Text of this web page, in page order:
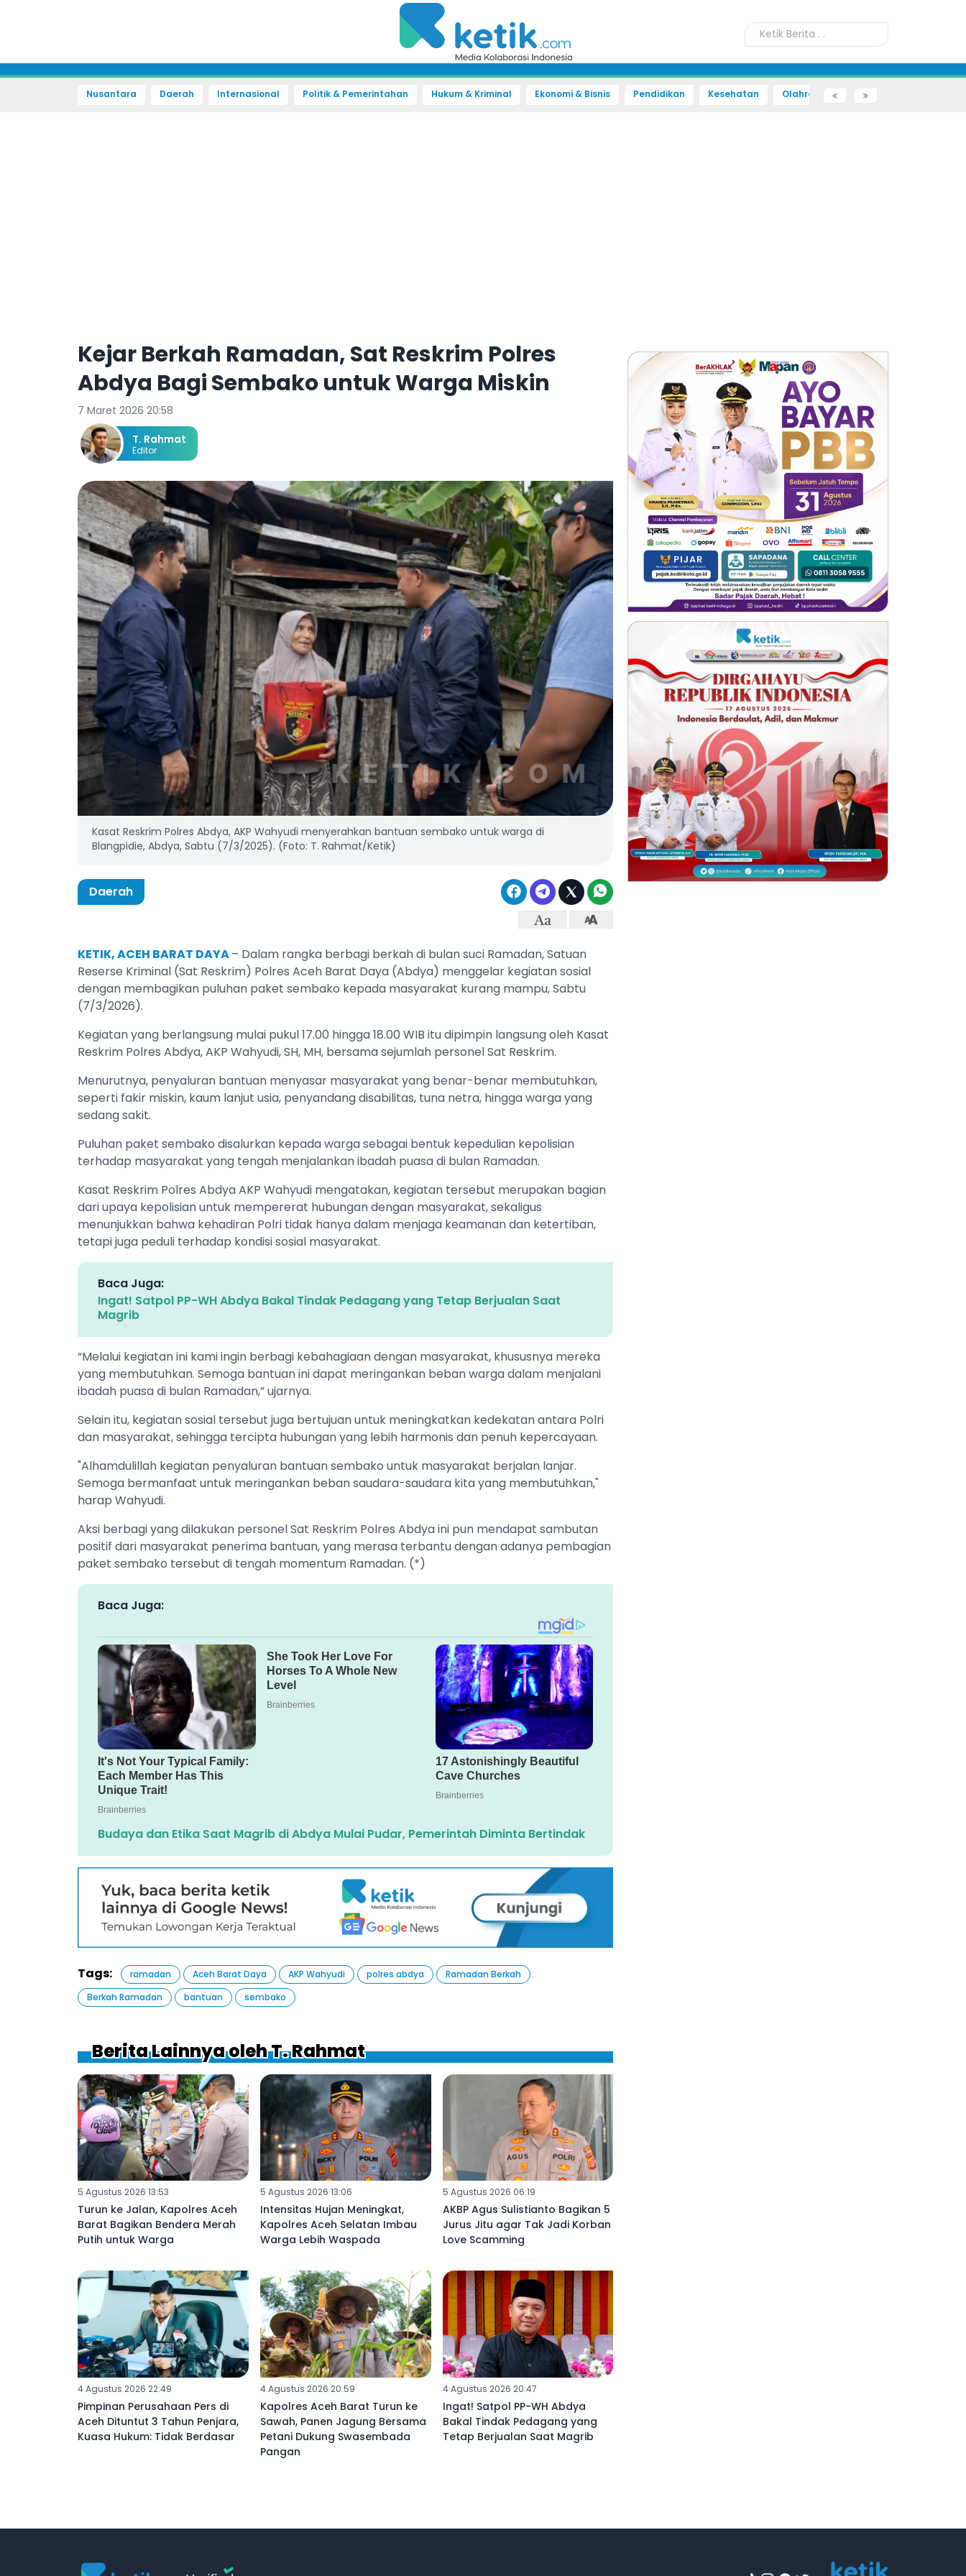
Nusantara Daerah Internasional Politik & Pemerintahan Hukum & Kriminal Ekonomi & Bisnis Pendidikan Kesehatan Olahraga Sains dan Teknologi
Kejar Berkah Ramadan, Sat Reskrim Polres
Abdya Bagi Sembako untuk Warga Miskin
7 Maret 2026 20:58
T. Rahmat
Editor
Kasat Reskrim Polres Abdya, AKP Wahyudi menyerahkan bantuan sembako untuk warga di
Blangpidie, Abdya, Sabtu (7/3/2025). (Foto: T. Rahmat/Ketik)
Daerah
KETIK, ACEH BARAT DAYA– Dalam rangka berbagi berkah di bulan suci Ramadan, Satuan
Reserse Kriminal (Sat Reskrim) Polres Aceh Barat Daya (Abdya) menggelar kegiatan sosial
dengan membagikan puluhan paket sembako kepada masyarakat kurang mampu, Sabtu
(7/3/2026).
Kegiatan yang berlangsung mulai pukul 17.00 hingga 18.00 WIB itu dipimpin langsung oleh Kasat
Reskrim Polres Abdya, AKP Wahyudi, SH, MH, bersama sejumlah personel Sat Reskrim.
Menurutnya, penyaluran bantuan menyasar masyarakat yang benar-benar membutuhkan,
seperti fakir miskin, kaum lanjut usia, penyandang disabilitas, tuna netra, hingga warga yang
sedang sakit.
Puluhan paket sembako disalurkan kepada warga sebagai bentuk kepedulian kepolisian
terhadap masyarakat yang tengah menjalankan ibadah puasa di bulan Ramadan.
Kasat Reskrim Polres Abdya AKP Wahyudi mengatakan, kegiatan tersebut merupakan bagian
dari upaya kepolisian untuk mempererat hubungan dengan masyarakat, sekaligus
menunjukkan bahwa kehadiran Polri tidak hanya dalam menjaga keamanan dan ketertiban,
tetapi juga peduli terhadap kondisi sosial masyarakat.
Baca Juga:
Ingat! Satpol PP-WH Abdya Bakal Tindak Pedagang yang Tetap Berjualan Saat
Magrib
“Melalui kegiatan ini kami ingin berbagi kebahagiaan dengan masyarakat, khususnya mereka
yang membutuhkan. Semoga bantuan ini dapat meringankan beban warga dalam menjalani
ibadah puasa di bulan Ramadan,” ujarnya.
Selain itu, kegiatan sosial tersebut juga bertujuan untuk meningkatkan kedekatan antara Polri
dan masyarakat, sehingga tercipta hubungan yang lebih harmonis dan penuh kepercayaan.
"Alhamdulillah kegiatan penyaluran bantuan sembako untuk masyarakat berjalan lanjar.
Semoga bermanfaat untuk meringankan beban saudara-saudara kita yang membutuhkan,"
harap Wahyudi.
Aksi berbagi yang dilakukan personel Sat Reskrim Polres Abdya ini pun mendapat sambutan
positif dari masyarakat penerima bantuan, yang merasa terbantu dengan adanya pembagian
paket sembako tersebut di tengah momentum Ramadan. (*)
Baca Juga:
Budaya dan Etika Saat Magrib di Abdya Mulai Pudar, Pemerintah Diminta Bertindak
Tags: ramadan Aceh Barat Daya AKP Wahyudi polres abdya
Ramadan Berkah
Berkah Ramadan
bantuan sembako
Berita Lainnya oleh T. Rahmat
5 Agustus 2026 13:53
Turun ke Jalan, Kapolres Aceh
Barat Bagikan Bendera Merah
Putih untuk Warga
5 Agustus 2026 13:06
Intensitas Hujan Meningkat,
Kapolres Aceh Selatan Imbau
Warga Lebih Waspada
5 Agustus 2026 06:19
AKBP Agus Sulistianto Bagikan 5
Jurus Jitu agar Tak Jadi Korban
Love Scamming
4 Agustus 2026 22:49
Pimpinan Perusahaan Pers di
Aceh Dituntut 3 Tahun Penjara,
Kuasa Hukum: Tidak Berdasar
4 Agustus 2026 20:59
Kapolres Aceh Barat Turun ke
Sawah, Panen Jagung Bersama
Petani Dukung Swasembada
Pangan
4 Agustus 2026 20:47
Ingat! Satpol PP-WH Abdya
Bakal Tindak Pedagang yang
Tetap Berjualan Saat Magrib